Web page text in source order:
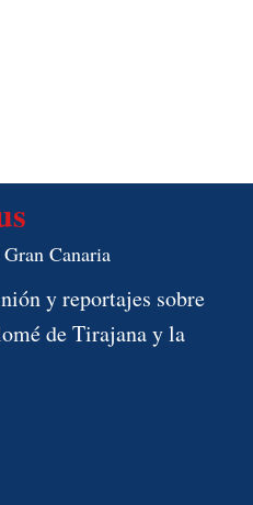
Canaria
y reportajes sobre
de Tirajana y la